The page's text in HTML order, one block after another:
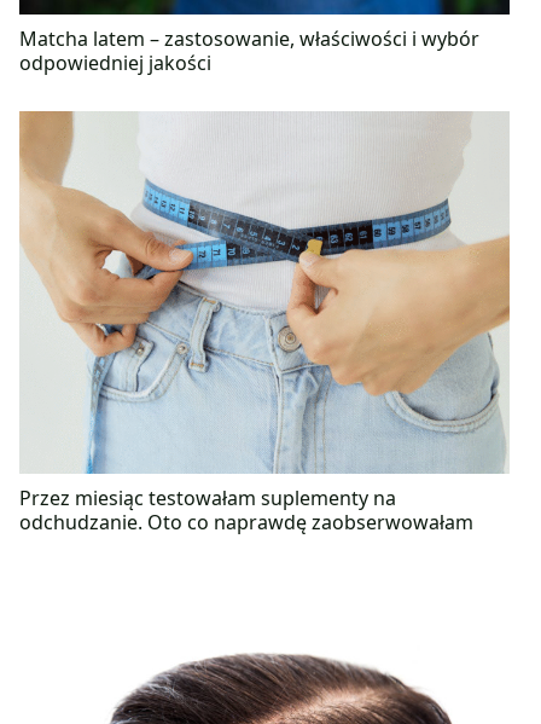
Matcha latem – zastosowanie, właściwości i wybór
odpowiedniej jakości
Przez miesiąc testowałam suplementy na
odchudzanie. Oto co naprawdę zaobserwowałam